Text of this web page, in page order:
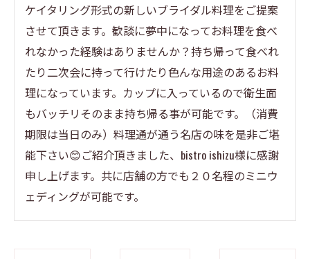
ケイタリング形式の新しいブライダル料理をご提案
させて頂きます。歓談に夢中になってお料理を食べ
れなかった経験はありませんか？持ち帰って食べれ
たり二次会に持って行けたり色んな用途のあるお料
理になっています。カップに入っているので衛生面
もバッチリそのまま持ち帰る事が可能です。（消費
期限は当日のみ）料理通が通う名店の味を是非ご堪
能下さい😊ご紹介頂きました、bistro ishizu様に感謝
申し上げます。共に店舗の方でも２０名程のミニウ
ェディングが可能です。